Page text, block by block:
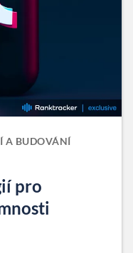
A BUDOVÁNÍ
pro